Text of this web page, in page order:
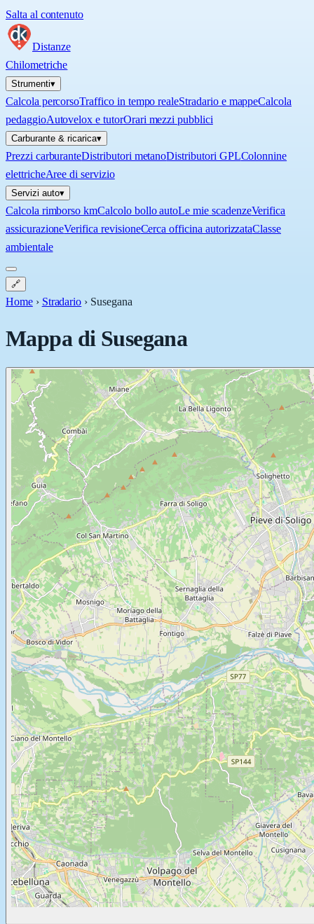
Salta al contenuto
Distanze
Chilometriche
Strumenti▾
Calcola percorsoTraffico in tempo realeStradario e mappeCalcola
pedaggioAutovelox e tutorOrari mezzi pubblici
Carburante & ricarica▾
Prezzi carburanteDistributori metanoDistributori GPLColonnine
elettricheAree di servizio
Servizi auto▾
Calcola rimborso kmCalcolo bollo autoLe mie scadenzeVerifica
assicurazioneVerifica revisioneCerca officina autorizzataClasse
ambientale
🔗
Home › Stradario › Susegana
Mappa di Susegana